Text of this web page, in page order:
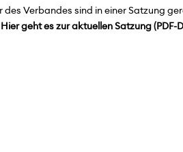
Verbandes sind in einer Satzung
Hier geht es zur aktuellen Satzung